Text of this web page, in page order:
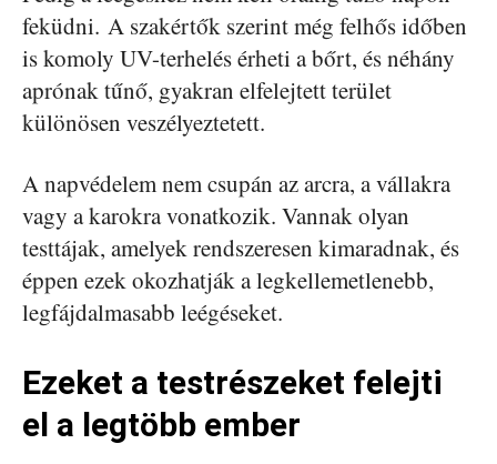
feküdni. A szakértők szerint még felhős időben
is komoly UV-terhelés érheti a bőrt, és néhány
aprónak tűnő, gyakran elfelejtett terület
különösen veszélyeztetett.
A napvédelem nem csupán az arcra, a vállakra
vagy a karokra vonatkozik. Vannak olyan
testtájak, amelyek rendszeresen kimaradnak, és
éppen ezek okozhatják a legkellemetlenebb,
legfájdalmasabb leégéseket.
Ezeket a testrészeket felejti
el a legtöbb ember